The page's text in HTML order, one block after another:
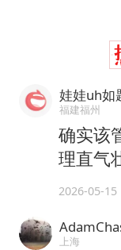
娃娃uh如
福建福州
确实该
理直气
2026-05-15
上海